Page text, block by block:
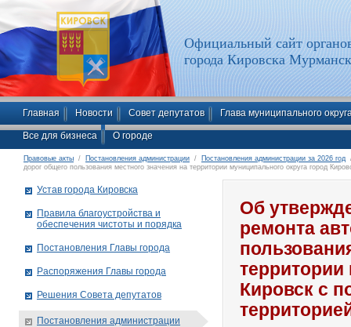
Официальный сайт
города Кировска
Главная Новости Совет депутатов Глава муниципального
Все для бизнеса О городе
Правовые акты / Постановления администрации / Постановления администрации за 2026 год
дорог общего пользования местного значения на территории муниципального округа город
Об
ремонта
территории
Кировск с
Устав города Кировска
Правила благоустройства и
обеспечения чистоты и порядка
Постановления Главы города
Распоряжения Главы города
Решения Совета депутатов
Постановления администрации